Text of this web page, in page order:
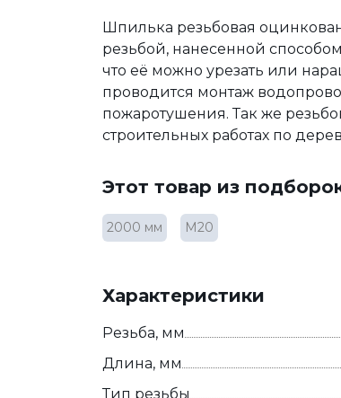
Шпилька резьбовая
резьбой, нанесенной
что её можно урезать или
проводится монтаж
пожаротушения. Так же
строительных работах по
Этот товар из
2000 мм М20
Характеристики
Резьба, мм
Длина, мм
Тип резьбы